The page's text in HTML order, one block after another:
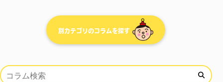
別カテゴリのコラムを探す